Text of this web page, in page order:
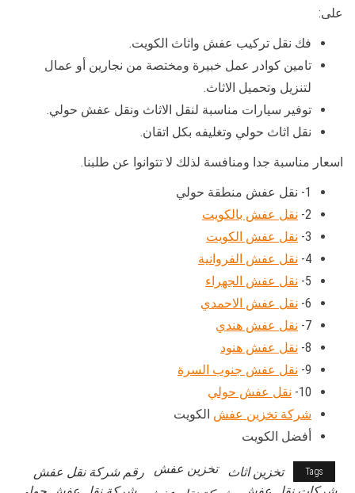
على:
فك نقل تركيب عفش واثاث الكويت.
تامين كوادر عمل خبيرة ومختصة من نجارين أو عمال
لتنزيل وتحميل الاثاث.
توفير سيارات مناسبة لنقل الاثاث ونقل عفش حولي.
نقل اثاث حولي وتغليفه بكل اتقان.
اسعار مناسبة جدا ومنافسة لذلك لا تتوانوا عن طلبنا.
1- نقل عفش منطقة حولي
2- نقل عفش بالكويت
3- نقل عفش الكويت
4- نقل عفش الفروانية
5- نقل عفش الجهراء
6- نقل عفش الاحمدي
7- نقل عفش هندي
8- نقل عفش هنود
9- نقل عفش جنوب السرة
10- نقل عفش حولي
شركة تخزين عفش الكويت
أفضل الكويت
Tags تخزين اثاث تخزين عفش
رقم شركة نقل عفش